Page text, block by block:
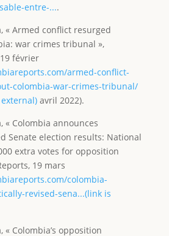
entre-....
« Armed conflict resurged
war crimes tribunal »,
février
armed-conflict-
colombia-war-crimes-tribunal/
avril 2022).
« Colombia announces
Senate election results: National
extra votes for opposition
19 mars
colombia-
revised-sena...(link is
« Colombia’s opposition